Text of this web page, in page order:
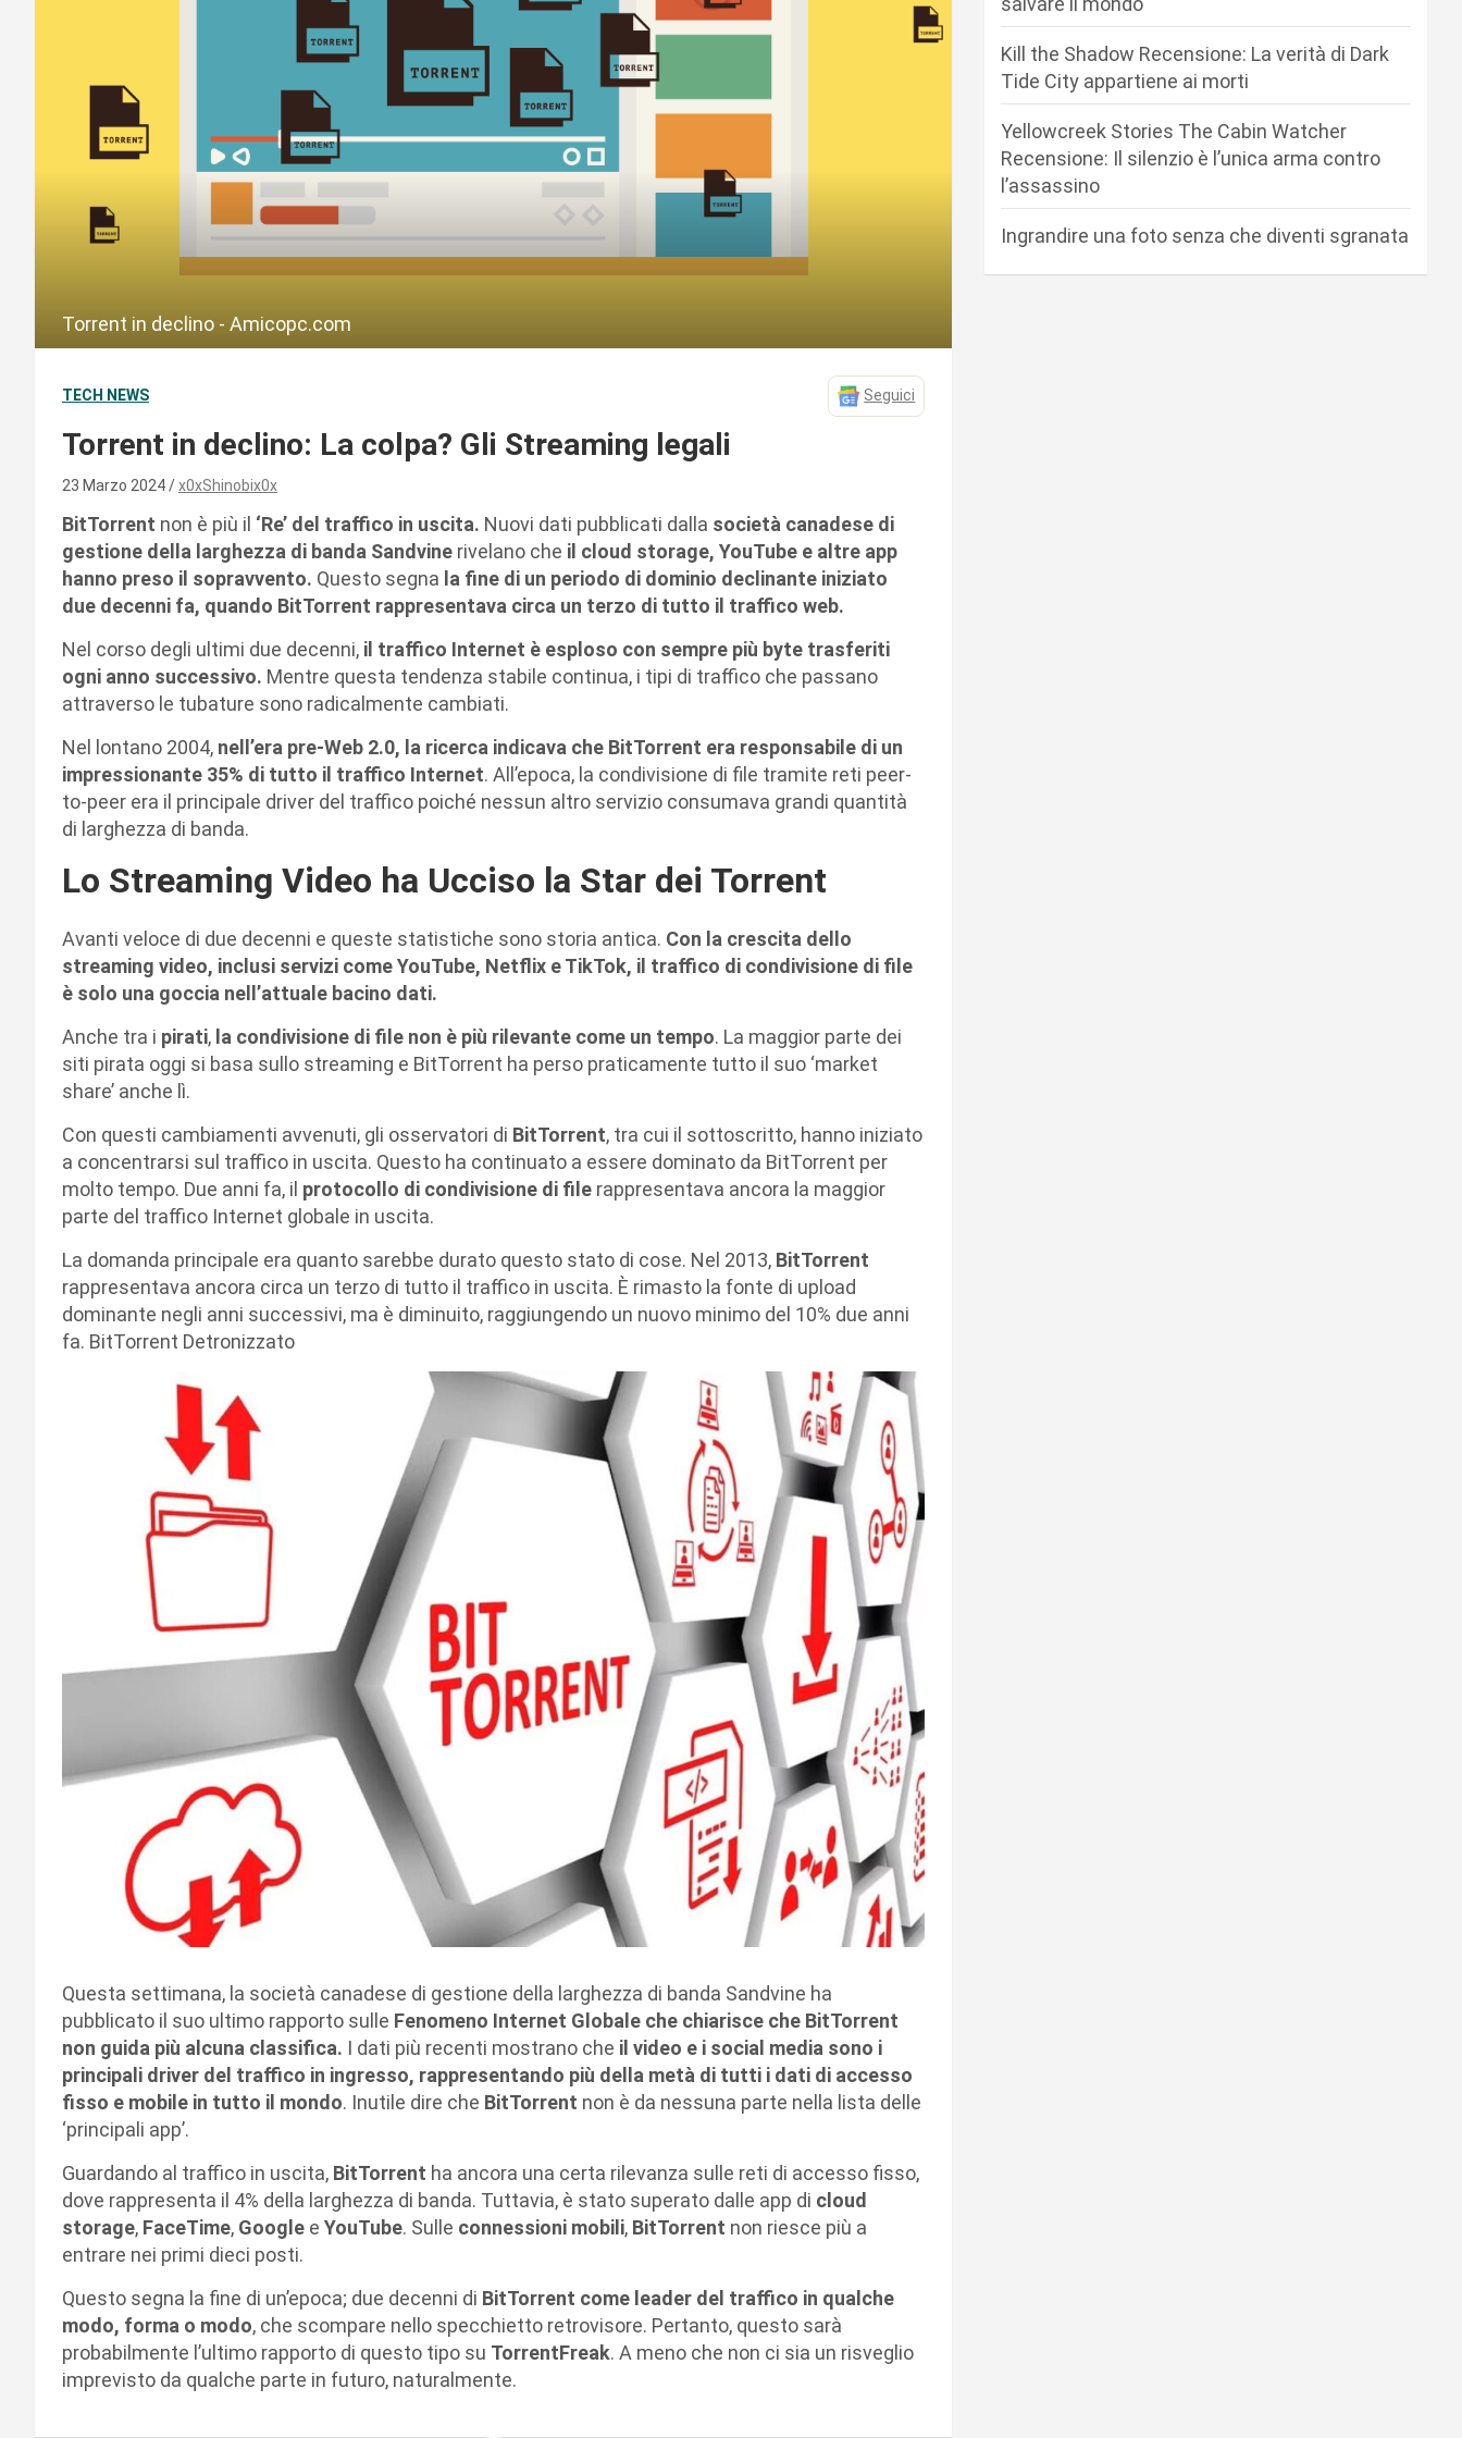
Torrent in declino - Amicopc.com
TECH NEWS Seguici
Torrent in declino: La colpa? Gli Streaming legali
23 Marzo 2024 x0xShinobix0x
BitTorrent non è più il ‘Re’ del traffico in uscita. Nuovi dati pubblicati dalla società canadese di
gestione della larghezza di banda Sandvine rivelano che il cloud storage, YouTube e altre app
hanno preso il sopravvento. Questo segna la fine di un periodo di dominio declinante iniziato
due decenni fa, quando BitTorrent rappresentava circa un terzo di tutto il traffico web.
Nel corso degli ultimi due decenni, il traffico Internet è esploso con sempre più byte trasferiti
ogni anno successivo. Mentre questa tendenza stabile continua, i tipi di traffico che passano
attraverso le tubature sono radicalmente cambiati.
Nel lontano 2004, nell’era pre-Web 2.0, la ricerca indicava che BitTorrent era responsabile di un
impressionante 35% di tutto il traffico Internet. All’epoca, la condivisione di file tramite reti peer-
to-peer era il principale driver del traffico poiché nessun altro servizio consumava grandi quantità
di larghezza di banda.
Lo Streaming Video ha Ucciso la Star dei Torrent
Avanti veloce di due decenni e queste statistiche sono storia antica. Con la crescita dello
streaming video, inclusi servizi come YouTube, Netflix e TikTok, il traffico di condivisione di file
è solo una goccia nell’attuale bacino dati.
Anche tra i pirati, la condivisione di file non è più rilevante come un tempo. La maggior parte dei
siti pirata oggi si basa sullo streaming e BitTorrent ha perso praticamente tutto il suo ‘market
share’ anche lì.
Con questi cambiamenti avvenuti, gli osservatori di BitTorrent, tra cui il sottoscritto, hanno iniziato
a concentrarsi sul traffico in uscita. Questo ha continuato a essere dominato da BitTorrent per
molto tempo. Due anni fa, il protocollo di condivisione di file rappresentava ancora la maggior
parte del traffico Internet globale in uscita.
La domanda principale era quanto sarebbe durato questo stato di cose. Nel 2013, BitTorrent
rappresentava ancora circa un terzo di tutto il traffico in uscita. È rimasto la fonte di upload
dominante negli anni successivi, ma è diminuito, raggiungendo un nuovo minimo del 10% due anni
fa. BitTorrent Detronizzato
Questa settimana, la società canadese di gestione della larghezza di banda Sandvine ha
pubblicato il suo ultimo rapporto sulle Fenomeno Internet Globale che chiarisce che BitTorrent
non guida più alcuna classifica. I dati più recenti mostrano che il video e i social media sono i
principali driver del traffico in ingresso, rappresentando più della metà di tutti i dati di accesso
fisso e mobile in tutto il mondo. Inutile dire che BitTorrent non è da nessuna parte nella lista delle
‘principali app’.
Guardando al traffico in uscita, BitTorrent ha ancora una certa rilevanza sulle reti di accesso fisso,
dove rappresenta il 4% della larghezza di banda. Tuttavia, è stato superato dalle app di cloud
storage, FaceTime, Google e YouTube. Sulle connessioni mobili, BitTorrent non riesce più a
entrare nei primi dieci posti.
Questo segna la fine di un’epoca; due decenni di BitTorrent come leader del traffico in qualche
modo, forma o modo, che scompare nello specchietto retrovisore. Pertanto, questo sarà
probabilmente l’ultimo rapporto di questo tipo su TorrentFreak. A meno che non ci sia un risveglio
imprevisto da qualche parte in futuro, naturalmente.
Kill the Shadow Recensione: La verità di Dark
Tide City appartiene ai morti
Yellowcreek Stories The Cabin Watcher
Recensione: Il silenzio è l’unica arma contro
l’assassino
Ingrandire una foto senza che diventi sgranata